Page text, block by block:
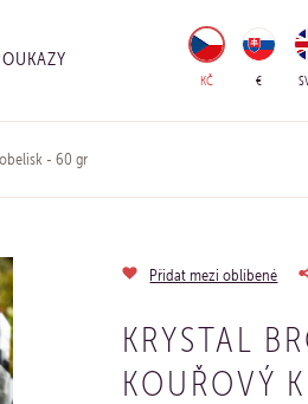
KČ €
- 60 gr
Přidat mezi oblíbené
KRYSTAL
KOUŘOVÝ